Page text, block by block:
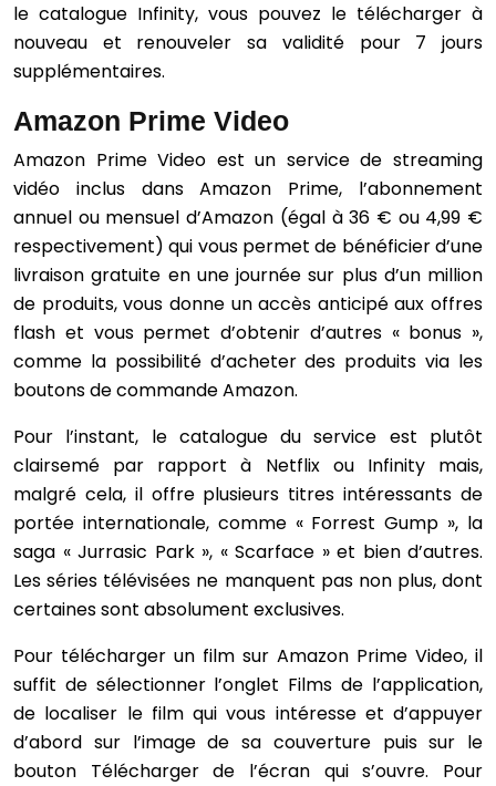
le catalogue Infinity, vous pouvez le télécharger à
nouveau et renouveler sa validité pour 7 jours
supplémentaires.
Amazon Prime Video
Amazon Prime Video est un service de streaming
vidéo inclus dans Amazon Prime, l’abonnement
annuel ou mensuel d’Amazon (égal à 36 € ou 4,99 €
respectivement) qui vous permet de bénéficier d’une
livraison gratuite en une journée sur plus d’un million
de produits, vous donne un accès anticipé aux offres
flash et vous permet d’obtenir d’autres « bonus »,
comme la possibilité d’acheter des produits via les
boutons de commande Amazon.
Pour l’instant, le catalogue du service est plutôt
clairsemé par rapport à Netflix ou Infinity mais,
malgré cela, il offre plusieurs titres intéressants de
portée internationale, comme « Forrest Gump », la
saga « Jurrasic Park », « Scarface » et bien d’autres.
Les séries télévisées ne manquent pas non plus, dont
certaines sont absolument exclusives.
Pour télécharger un film sur Amazon Prime Video, il
suffit de sélectionner l’onglet Films de l’application,
de localiser le film qui vous intéresse et d’appuyer
d’abord sur l’image de sa couverture puis sur le
bouton Télécharger de l’écran qui s’ouvre. Pour